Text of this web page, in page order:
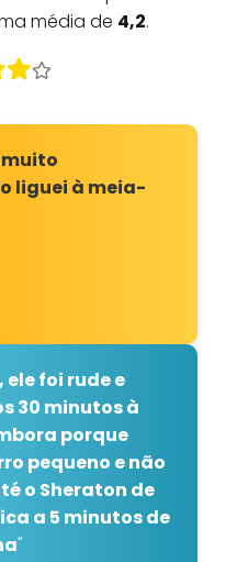
média de 4,2.
liguei à meia-
foi rude e
30 minutos à
porque
pequeno e não
o Sheraton de
a 5 minutos de
"